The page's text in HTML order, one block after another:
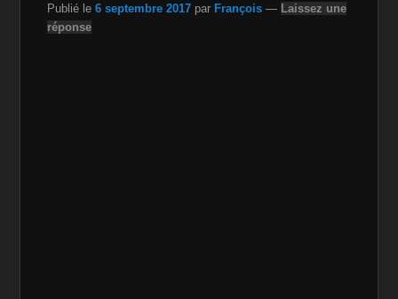
Publié le6 septembre 2017 par François — Laissez une
réponse